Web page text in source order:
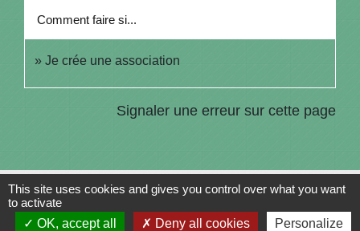
Comment faire si...
Je crée une association
Signaler une erreur sur cette page
Contacts
This site uses cookies and gives you control over what you want
to activate
OK, accept all
Deny all cookies Personalize